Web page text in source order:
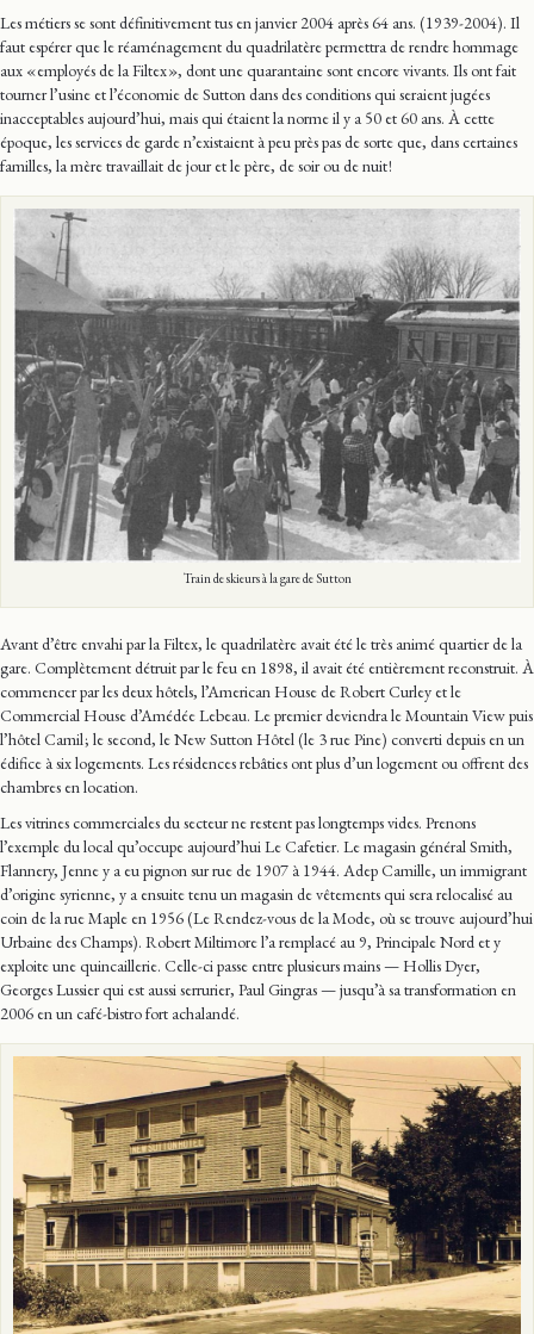
Les métiers se sont définitivement tus en janvier 2004 après 64 ans. (1939-2004). Il
faut espérer que le réaménagement du quadrilatère permettra de rendre hommage
aux « employés de la Filtex », dont une quarantaine sont encore vivants. Ils ont fait
tourner l’usine et l’économie de Sutton dans des conditions qui seraient jugées
inacceptables aujourd’hui, mais qui étaient la norme il y a 50 et 60 ans. À cette
époque, les services de garde n’existaient à peu près pas de sorte que, dans certaines
familles, la mère travaillait de jour et le père, de soir ou de nuit !
Train de skieurs à la gare de Sutton
Avant d’être envahi par la Filtex, le quadrilatère avait été le très animé quartier de la
gare. Complètement détruit par le feu en 1898, il avait été entièrement reconstruit. À
commencer par les deux hôtels, l’American House de Robert Curley et le
Commercial House d’Amédée Lebeau. Le premier deviendra le Mountain View puis
l’hôtel Camil ; le second, le New Sutton Hôtel (le 3 rue Pine) converti depuis en un
édifice à six logements. Les résidences rebâties ont plus d’un logement ou offrent des
chambres en location.
Les vitrines commerciales du secteur ne restent pas longtemps vides. Prenons
l’exemple du local qu’occupe aujourd’hui Le Cafetier. Le magasin général Smith,
Flannery, Jenne y a eu pignon sur rue de 1907 à 1944. Adep Camille, un immigrant
d’origine syrienne, y a ensuite tenu un magasin de vêtements qui sera relocalisé au
coin de la rue Maple en 1956 (Le Rendez-vous de la Mode, où se trouve aujourd’hui
Urbaine des Champs). Robert Miltimore l’a remplacé au 9, Principale Nord et y
exploite une quincaillerie. Celle-ci passe entre plusieurs mains — Hollis Dyer,
Georges Lussier qui est aussi serrurier, Paul Gingras — jusqu’à sa transformation en
2006 en un café-bistro fort achalandé.